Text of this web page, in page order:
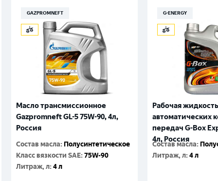
GAZPROMNEFT
Масло трансмиссионное
Gazpromneft GL-5 75W-90, 4л,
Россия
Состав масла: Полусинтетическое
Класс вязкости SAE:75W-90
Литраж, л:4 л
G-ENERGY
Рабочая
автоматических
передач G-Box
4л, Россия
Состав масла:
Литраж, л:4 л